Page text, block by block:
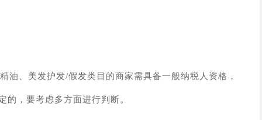
油、美发护发/假发类目的商家需具备一般纳税人资格，
的，要考虑多方面进行判断。